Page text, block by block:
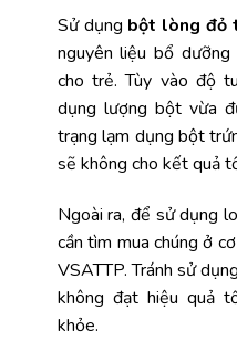
Sử dụng bột lòng đỏ
nguyên liệu bổ
cho trẻ. Tùy vào độ
dụng lượng bột vừa
trạng lạm dụng bột
sẽ không cho kết quả
Ngoài ra, để sử dụng
cần tìm mua chúng ở
VSATTP. Tránh sử
không đạt hiệu quả
khỏe.